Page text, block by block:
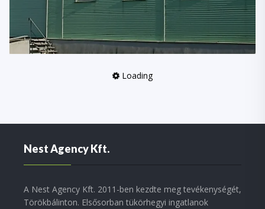
Loading
Nest Agency Kft.
A Nest Agency Kft. 2011-ben kezdte meg tevékenységét,
Törökbálinton. Elsősorban tükörhegyi ingatlanok